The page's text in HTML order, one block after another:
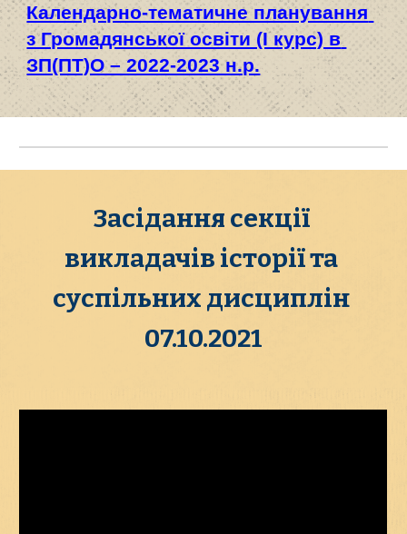
Календарно-тематичне планування
з Громадянської освіти (І курс) в
ЗП(ПТ)О – 2022-2023 н.р.
Засідання секції
викладачів історії та
суспільних дисциплін
07.10.2021